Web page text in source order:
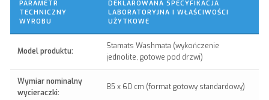
PARAMETR
TECHNICZNY
WYROBU
DEKLAROWANA SPECYFIKACJA
LABORATORYJNA I WŁAŚCIWOŚCI
UŻYTKOWE
Model produktu:
Stamats Washmata (wykończenie
jednolite, gotowe pod drzwi)
Wymiar nominalny
wycieraczki:
85 x 60 cm (format gotowy standardowy)